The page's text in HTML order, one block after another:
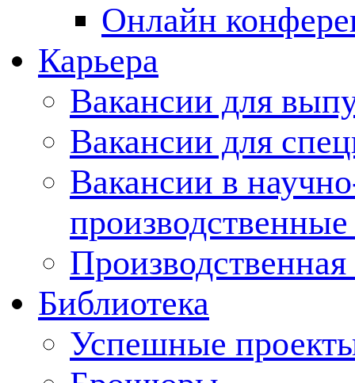
Онлайн
Карьера
Вакансии для
Вакансии для
Вакансии в
Производственная
Библиотека
Успешные